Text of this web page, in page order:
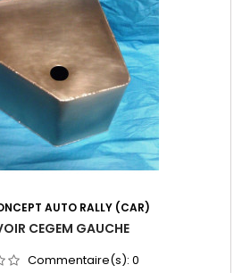
AUTO RALLY (CAR)
CEGEM GAUCHE
Commentaire(s): 0